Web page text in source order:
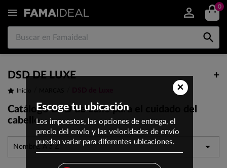
 0

DSD DE LUXE +
Inicio
Catálogo DSD de Luxe para el cuidado del
cabello
Nombre, A a Z 
×
Escoge tu ubicación
Los impuestos, las opciones de entrega, el
precio del envío y las velocidades de envío
pueden variar para diferentes ubicaciones.